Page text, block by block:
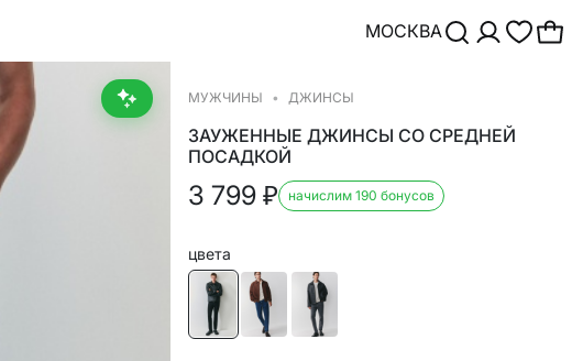
МОСКВА
МУЖЧИНЫ ДЖИНСЫ
ЗАУЖЕННЫЕ ДЖИНСЫ СО СРЕДНЕЙ
ПОСАДКОЙ
3 799 ₽ начислим 190 бонусов
цвета